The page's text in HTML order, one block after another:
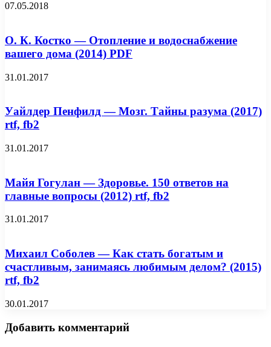
07.05.2018
О. К. Костко — Отопление и водоснабжение
вашего дома (2014) PDF
31.01.2017
Уайлдер Пенфилд — Мозг. Тайны разума (2017)
rtf, fb2
31.01.2017
Майя Гогулан — Здоровье. 150 ответов на
главные вопросы (2012) rtf, fb2
31.01.2017
Михаил Соболев — Как стать богатым и
счастливым, занимаясь любимым делом? (2015)
rtf, fb2
30.01.2017
Добавить комментарий